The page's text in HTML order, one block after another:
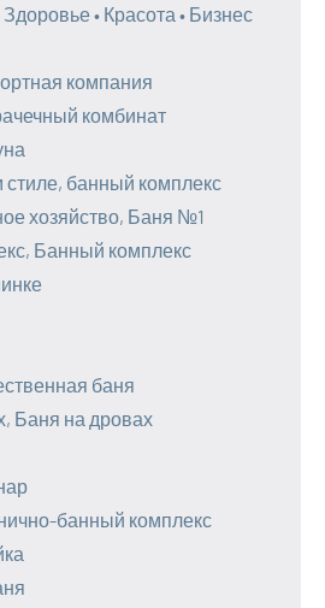
• Красота • Бизнес
компания
комбинат
стиле, банный комплекс
хозяйство, Баня №1
Банный комплекс
баня
Баня на дровах
банный комплекс